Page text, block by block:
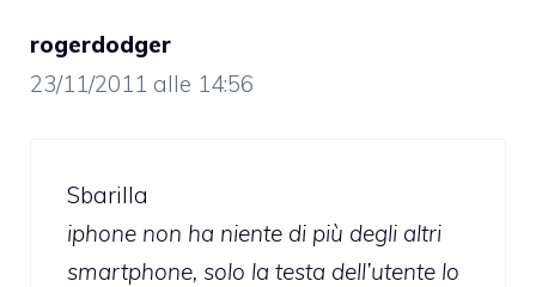
rogerdodger
23/11/2011 alle 14:56
Sbarilla
iphone non ha niente di più degli altri
smartphone, solo la testa dell’utente lo